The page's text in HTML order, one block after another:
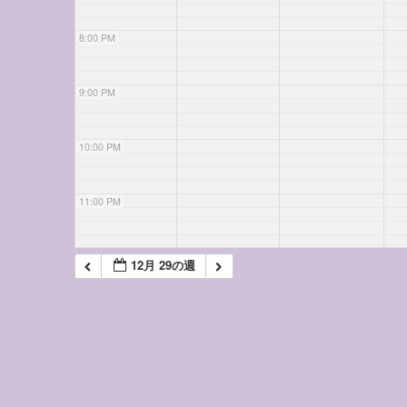
8:00 PM
9:00 PM
10:00 PM
11:00 PM
12月 29の週